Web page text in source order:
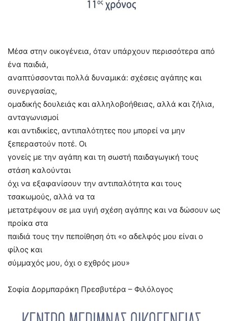
Μέσα στην οικογένεια, όταν υπάρχουν περισσότερα από
ένα παιδιά,
αναπτύσσονται πολλά δυναμικά: σχέσεις αγάπης και
συνεργασίας,
ομαδικής δουλειάς και αλληλοβοήθειας, αλλά και ζήλια,
ανταγωνισμοί
και αντιδικίες, αντιπαλότητες που μπορεί να μην
ξεπεραστούν ποτέ. Οι
γονείς με την αγάπη και τη σωστή παιδαγωγική τους
στάση καλούνται
όχι να εξαφανίσουν την αντιπαλότητα και τους
τσακωμούς, αλλά να τα
μετατρέψουν σε μια υγιή σχέση αγάπης και να δώσουν ως
προίκα στα
παιδιά τους την πεποίθηση ότι «ο αδελφός μου είναι ο
φίλος και
σύμμαχός μου, όχι ο εχθρός μου»
Σοφία Δορμπαράκη Πρεσβυτέρα – Φιλόλογος